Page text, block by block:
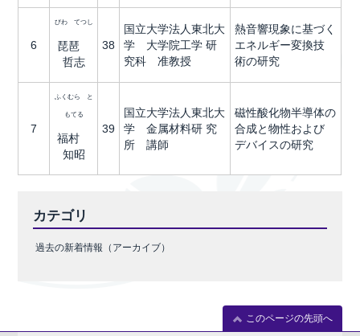
6
びわ てつし
琵琶
哲志
38
国立大学法人東北大
学 大学院工学 研
究科 准教授
熱音響現象に基づく
エネルギー変換技
術の研究
7
ふくむら と
もてる
福村
知昭
39
国立大学法人東北大
学 金属材料研 究
所 講師
磁性酸化物半導体の
合成と物性および
デバイスの研究
カテゴリ
過去の新着情報（アーカイブ）
このページの先頭へ